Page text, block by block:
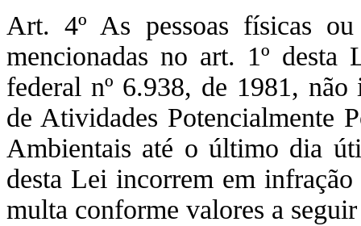
Art. 4º As pessoas físicas
mencionadas no art. 1º
federal nº 6.938, de 1981,
de Atividades Potencialmente
Ambientais até o último dia
desta Lei incorrem em
multa conforme valores a